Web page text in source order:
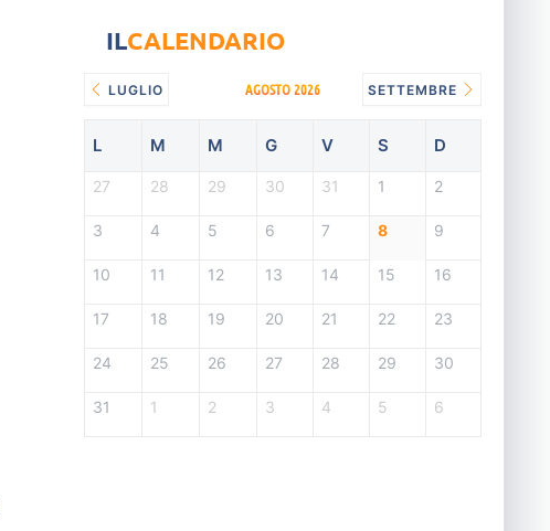
ILCALENDARIO
LUGLIO AGOSTO 2026 SETTEMBRE
L M M G V S D
27 28 29 30 31 1 2
3 4 5 6 7 8 9
10 11 12 13 14 15 16
17 18 19 20 21 22 23
24 25 26 27 28 29 30
31 1 2 3 4 5 6